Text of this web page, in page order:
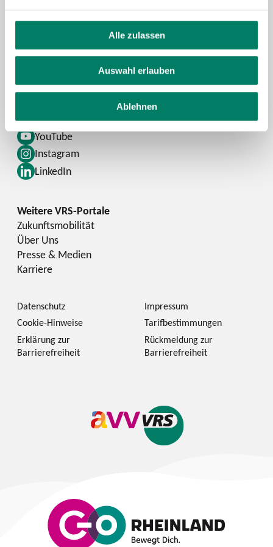
Alle zulassen
Auswahl erlauben
Ablehnen
Facebook
YouTube
Instagram
LinkedIn
FAQ
Schlaue Nummer
Zukunftsmobilität
Über Uns
Presse & Medien
Karriere
Datenschutz
Impressum
Cookie-Hinweise
Tarifbestimmungen
Erklärung zur
Barrierefreiheit
Rückmeldung zur
Barrierefreiheit